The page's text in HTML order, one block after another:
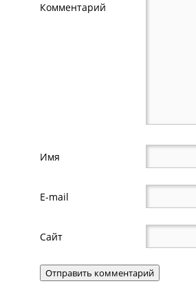
Комментарий
Имя
E-mail
Сайт